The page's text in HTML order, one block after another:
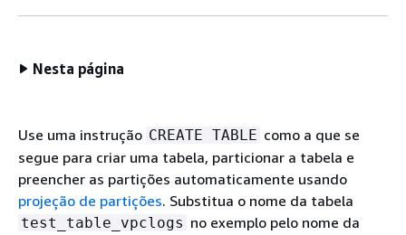
Nesta página
Use uma instrução CREATE TABLE como a que se
segue para criar uma tabela, particionar a tabela e
preencher as partições automaticamente usando
projeção de partições. Substitua o nome da tabela
test_table_vpclogs no exemplo pelo nome da